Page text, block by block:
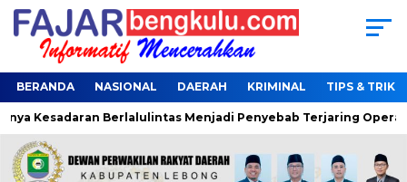
BERANDA NASIONAL DAERAH KRIMINAL TIPS & TRIK
Berlalulintas Menjadi Penyebab Terjaring Operasi Zebra